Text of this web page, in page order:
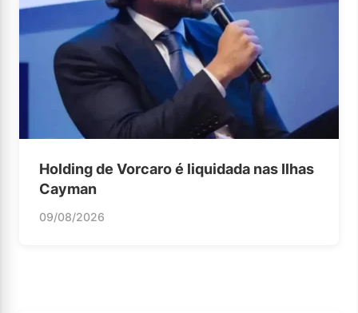
Holding de Vorcaro é liquidada nas Ilhas
Cayman
09/08/2026